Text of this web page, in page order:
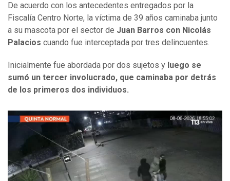
De acuerdo con los antecedentes entregados por la
Fiscalía Centro Norte, la víctima de 39 años caminaba junto
a su mascota por el sector de Juan Barros con Nicolás
Palacios cuando fue interceptada por tres delincuentes.
Inicialmente fue abordada por dos sujetos y luego se
sumó un tercer involucrado, que caminaba por detrás
de los primeros dos individuos.